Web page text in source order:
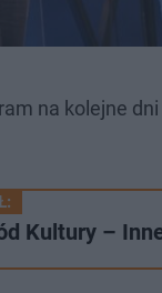
na kolejne
Kultury –